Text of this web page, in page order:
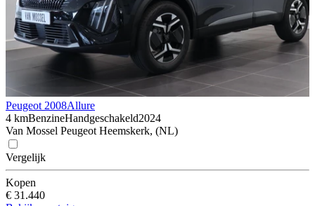
Peugeot 2008Allure
4 kmBenzineHandgeschakeld2024
Van Mossel Peugeot Heemskerk, (NL)
Vergelijk
Kopen
€ 31.440